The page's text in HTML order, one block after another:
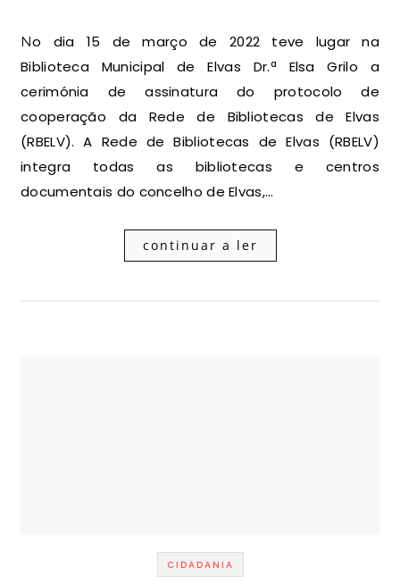
No dia 15 de março de 2022 teve lugar na
Biblioteca Municipal de Elvas Dr.ª Elsa Grilo a
cerimónia de assinatura do protocolo de
cooperação da Rede de Bibliotecas de Elvas
(RBELV). A Rede de Bibliotecas de Elvas (RBELV)
integra todas as bibliotecas e centros
documentais do concelho de Elvas,…
continuar a ler
CIDADANIA